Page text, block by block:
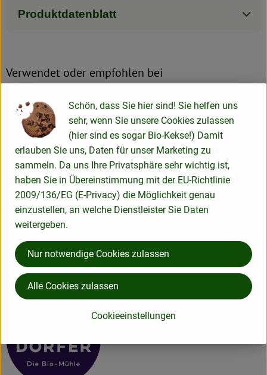
Produktdatenblatt
Verwendet oder empfohlen bei
Weizenvollgrieß Demeter 500g
Herkunft
Hersteller: ADM
Deutschland
Antersdorfer - Die Bio-Mühle
Schön, dass Sie hier sind! Sie helfen uns
sehr, wenn Sie unsere Cookies zulassen
(hier sind es sogar Bio-Kekse!) Damit
erlauben Sie uns, Daten für unser Marketing zu
sammeln. Da uns Ihre Privatsphäre sehr wichtig ist,
haben Sie in Übereinstimmung mit der EU-Richtlinie
2009/136/EG (E-Privacy) die Möglichkeit genau
einzustellen, an welche Dienstleister Sie Daten
weitergeben.
Cookieeinstellungen
Nur notwendige Cookies zulassen
Alle Cookies zulassen